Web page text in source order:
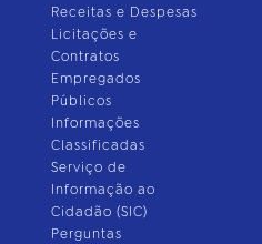
Receitas e Despesas
Licitações e
Contratos
Empregados
Públicos
Informações
Classificadas
Serviço de
Informação ao
Cidadão (SIC)
Perguntas